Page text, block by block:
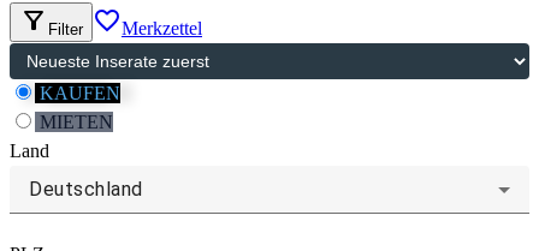
filter_alt Filter favorite_borderMerkzettel
KAUFEN
MIETEN
Land
Deutschland